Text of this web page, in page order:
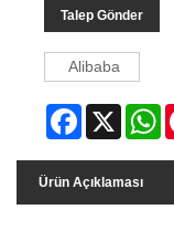
Talep Gönder
Alibaba
Facebook
Ürün Açıklaması